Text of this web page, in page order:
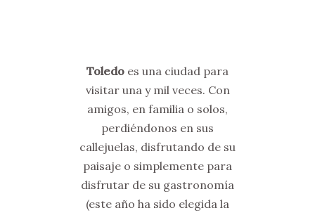
Toledo es una ciudad para
visitar una y mil veces. Con
amigos, en familia o solos,
perdiéndonos en sus
callejuelas, disfrutando de su
paisaje o simplemente para
disfrutar de su gastronomía
(este año ha sido elegida la